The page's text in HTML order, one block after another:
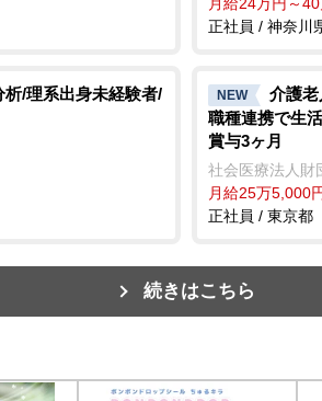
正社員 / 神奈川
/理系出身未経験者/
NEW
介護
職種連携で生
賞与3ヶ月
社会医療法人財
月給25万5,000
正社員 / 東京都
続きはこちら